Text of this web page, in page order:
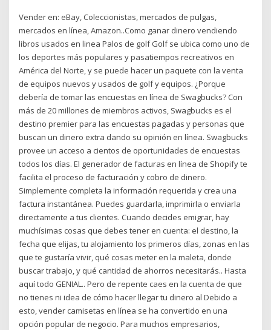
Vender en: eBay, Coleccionistas, mercados de pulgas,
mercados en línea, Amazon..Como ganar dinero vendiendo
libros usados en linea Palos de golf Golf se ubica como uno de
los deportes más populares y pasatiempos recreativos en
América del Norte, y se puede hacer un paquete con la venta
de equipos nuevos y usados de golf y equipos. ¿Porque
debería de tomar las encuestas en línea de Swagbucks? Con
más de 20 millones de miembros activos, Swagbucks es el
destino premier para las encuestas pagadas y personas que
buscan un dinero extra dando su opinión en línea. Swagbucks
provee un acceso a cientos de oportunidades de encuestas
todos los días. El generador de facturas en línea de Shopify te
facilita el proceso de facturación y cobro de dinero.
Simplemente completa la información requerida y crea una
factura instantánea. Puedes guardarla, imprimirla o enviarla
directamente a tus clientes. Cuando decides emigrar, hay
muchísimas cosas que debes tener en cuenta: el destino, la
fecha que elijas, tu alojamiento los primeros días, zonas en las
que te gustaría vivir, qué cosas meter en la maleta, donde
buscar trabajo, y qué cantidad de ahorros necesitarás.. Hasta
aquí todo GENIAL.. Pero de repente caes en la cuenta de que
no tienes ni idea de cómo hacer llegar tu dinero al Debido a
esto, vender camisetas en línea se ha convertido en una
opción popular de negocio. Para muchos empresarios,